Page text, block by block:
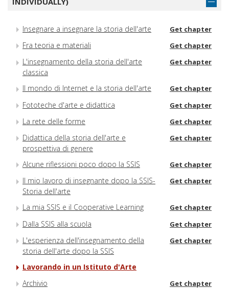
Insegnare a insegnare la storia dell'arte Get chapter
Fra teoria e materiali Get chapter
L'insegnamento della storia dell'arte
classica
Get chapter
Il mondo di Internet e la storia dell'arte Get chapter
Fototeche d'arte e didattica Get chapter
La rete delle forme Get chapter
Didattica della storia dell'arte e
prospettiva di genere
Get chapter
Alcune riflessioni poco dopo la SSIS Get chapter
Il mio lavoro di insegnante dopo la SSIS-
Storia dell'arte
Get chapter
La mia SSIS e il Cooperative Learning Get chapter
Dalla SSIS alla scuola Get chapter
L'esperienza dell'insegnamento della
storia dell'arte dopo la SSIS
Get chapter
Lavorando in un Istituto d'Arte
Archivio
Get chapter